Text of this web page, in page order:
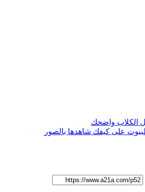
الكلاب واضحك
على كيفك شاهدها بالصور